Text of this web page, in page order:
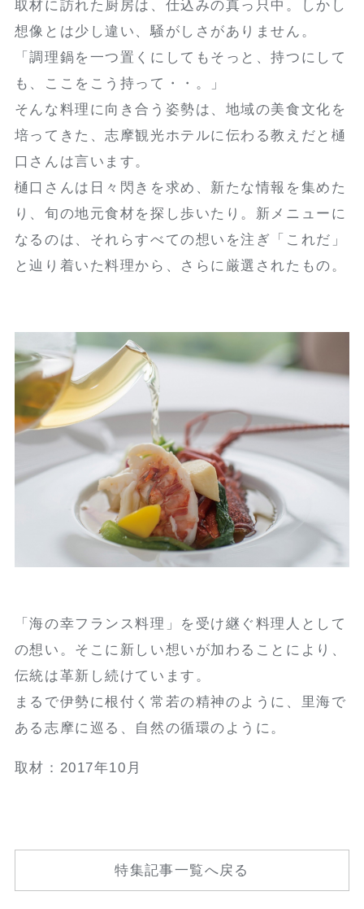
取材に訪れた厨房は、仕込みの真っ只中。しかし
想像とは少し違い、騒がしさがありません。
「調理鍋を一つ置くにしてもそっと、持つにして
も、ここをこう持って・・。」
そんな料理に向き合う姿勢は、地域の美食文化を
培ってきた、志摩観光ホテルに伝わる教えだと樋
口さんは言います。
樋口さんは日々閃きを求め、新たな情報を集めた
り、旬の地元食材を探し歩いたり。新メニューに
なるのは、それらすべての想いを注ぎ「これだ」
と辿り着いた料理から、さらに厳選されたもの。
「海の幸フランス料理」を受け継ぐ料理人として
の想い。そこに新しい想いが加わることにより、
伝統は革新し続けています。
まるで伊勢に根付く常若の精神のように、里海で
ある志摩に巡る、自然の循環のように。
取材：2017年10月
特集記事一覧へ戻る